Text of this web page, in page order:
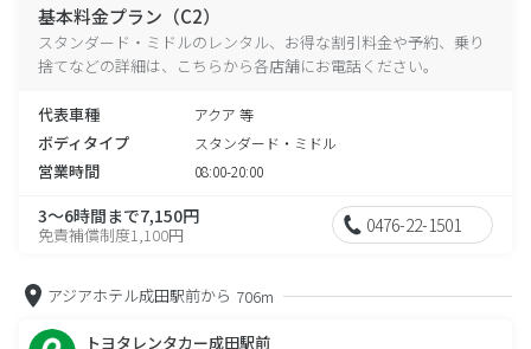
基本料金プラン（C2）
スタンダード・ミドルのレンタル、お得な割引料金や予約、乗り
捨てなどの詳細は、こちらから各店舗にお電話ください。
代表車種 アクア 等
ボディタイプ スタンダード・ミドル
営業時間 08:00-20:00
3～6時間まで7,150円
免責補償制度1,100円 0476-22-1501
アジアホテル成田駅前から 706m
トヨタレンタカー成田駅前